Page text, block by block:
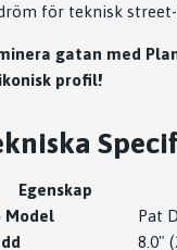
för teknisk
gatan med
profil!
Egenskap
Model
Pat
8.0"